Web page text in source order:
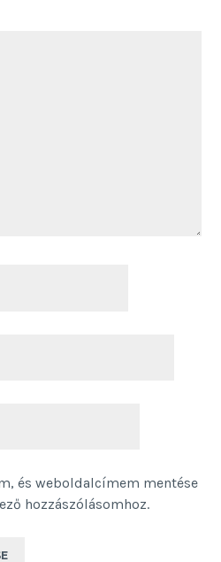
és weboldalcímem mentése
hozzászólásomhoz.